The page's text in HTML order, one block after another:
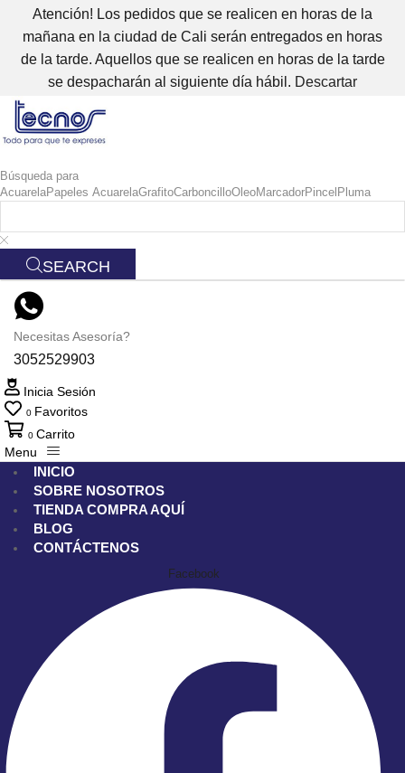
Atención! Los pedidos que se realicen en horas de la
mañana en la ciudad de Cali serán entregados en horas
de la tarde. Aquellos que se realicen en horas de la tarde
se despacharán al siguiente día hábil. Descartar
Búsqueda para
AcuarelaPapeles AcuarelaGrafitoCarboncilloOleoMarcadorPincel Pluma
SEARCH
Necesitas Asesoría?
3052529903
Inicia Sesión
0 Favoritos
0 Carrito
Menu
INICIO
SOBRE NOSOTROS
TIENDA COMPRA AQUÍ
BLOG
CONTÁCTENOS
Facebook